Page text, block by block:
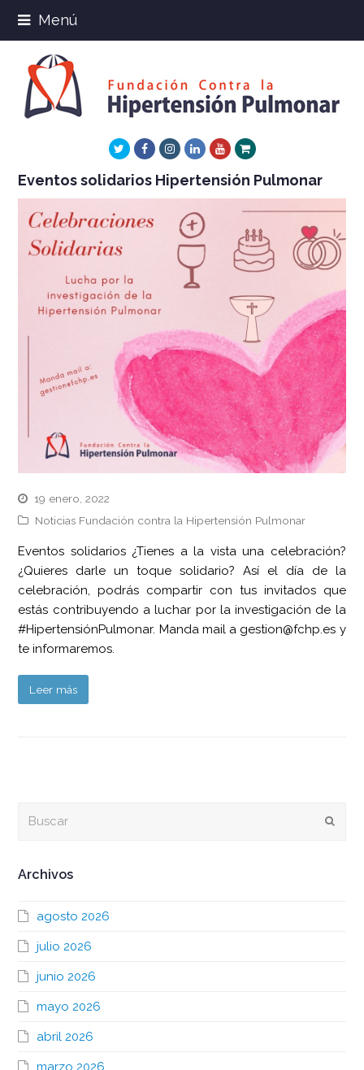
Menú
TwitterFacebookInstagram
LinkedInYoutube
Xing
Eventos solidarios Hipertensión Pulmonar
19 enero, 2022
Noticias Fundación contra la Hipertensión Pulmonar
Eventos solidarios ¿Tienes a la vista una celebración?
¿Quieres darle un toque solidario? Así el día de la
celebración, podrás compartir con tus invitados que
estás contribuyendo a luchar por la investigación de la
#HipertensiónPulmonar. Manda mail a gestion@fchp.es y
te informaremos.
Leer más
Archivos
agosto 2026
julio 2026
junio 2026
mayo 2026
abril 2026
marzo 2026